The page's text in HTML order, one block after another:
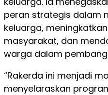
peran strategis dalam
keluarga,
masyarakat, dan
warga dalam
“Rakerda ini menjadi
menyelaraskan